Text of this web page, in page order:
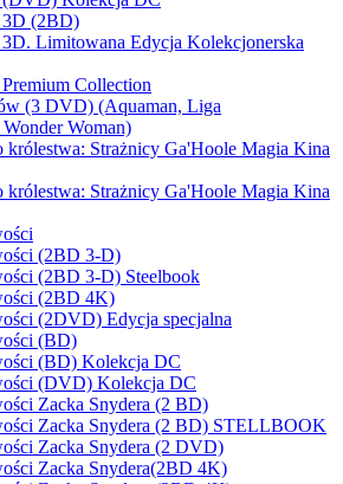
3D (2BD)
3D. Limitowana Edycja Kolekcjonerska
Collection
(3 DVD) (Aquaman, Liga
Woman)
królestwa: Strażnicy Ga'Hoole Magia Kina
królestwa: Strażnicy Ga'Hoole Magia Kina
(2BD 3-D)
(2BD 3-D) Steelbook
(2BD 4K)
(2DVD) Edycja specjalna
(BD)
(BD) Kolekcja DC
(DVD) Kolekcja DC
Zacka Snydera (2 BD)
Zacka Snydera (2 BD) STELLBOOK
Zacka Snydera (2 DVD)
Zacka Snydera(2BD 4K)